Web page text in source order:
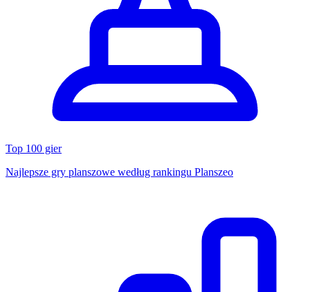
Top 100 gier
Najlepsze gry planszowe według rankingu Planszeo